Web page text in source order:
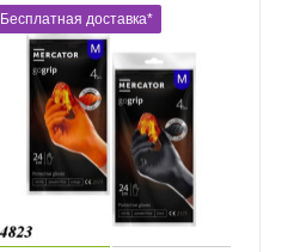
Бесплатная доставка*